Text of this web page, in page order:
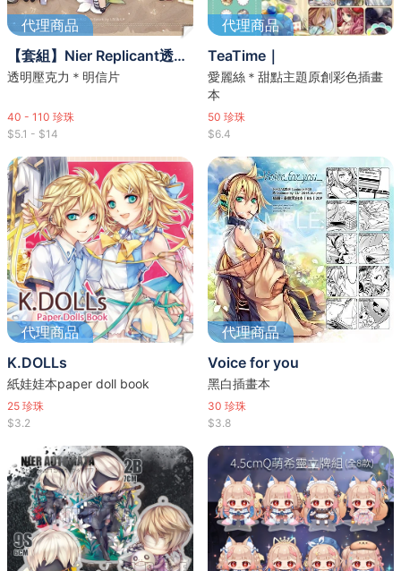
代理商品
【套組】Nier Replicant透明壓克力
透明壓克力＊明信片
40 - 110 珍珠
$5.1 - $14
代理商品
TeaTime｜
愛麗絲＊甜點主題原創彩色插畫
本
50 珍珠
$6.4
代理商品
K.DOLLs
紙娃娃本paper doll book
25 珍珠
$3.2
代理商品
Voice for you
黑白插畫本
30 珍珠
$3.8